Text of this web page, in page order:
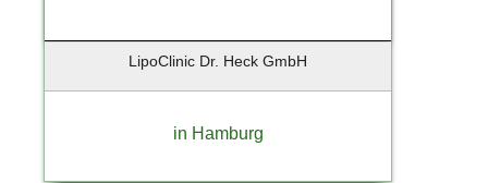
LipoClinic Dr. Heck GmbH
in Hamburg